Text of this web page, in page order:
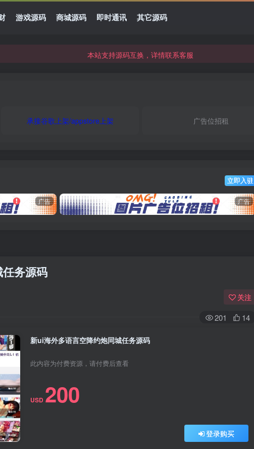
游戏源码 商城源码 即时通讯 其它源码
本站支持源码互换，详情联系客服
本站支持源码互换，详情联系客服
承接谷歌上架/appstore上架 广告位招租
立即入驻
广告 广告
务源码
关注
201 14
新ui海外多语言空降约炮同城任务源码
此内容为付费资源，请付费后查看
USD 200
登录购买